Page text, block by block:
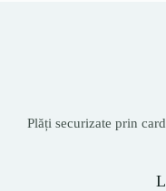
Plăți securizate prin